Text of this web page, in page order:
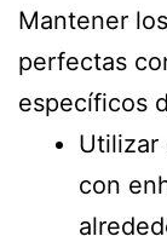
Mantener
perfectas
específicos
Utilizar
con